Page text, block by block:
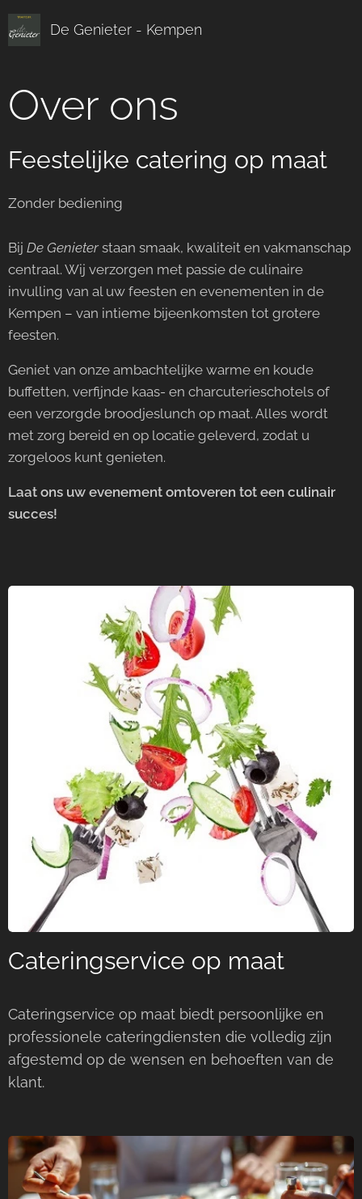
De Genieter - Kempen
Over ons
Feestelijke catering op maat
Zonder bediening
Bij De Genieterstaan smaak, kwaliteit en vakmanschap
centraal. Wij verzorgen met passie de culinaire
invulling van al uw feesten en evenementen in de
Kempen – van intieme bijeenkomsten tot grotere
feesten.
Geniet van onze ambachtelijke warme en koude
buffetten, verfijnde kaas- en charcuterieschotels of
een verzorgde broodjeslunch op maat. Alles wordt
met zorg bereid en op locatie geleverd, zodat u
zorgeloos kunt genieten.
Laat ons uw evenement omtoveren tot een culinair
succes!
Cateringservice op maat
Cateringservice op maat biedt persoonlijke en
professionele cateringdiensten die volledig zijn
afgestemd op de wensen en behoeften van de
klant.